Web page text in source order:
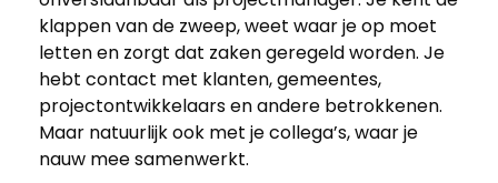
klappen van de zweep, weet waar je op moet
letten en zorgt dat zaken geregeld worden. Je
hebt contact met klanten, gemeentes,
projectontwikkelaars en andere betrokkenen.
Maar natuurlijk ook met je collega’s, waar je
nauw mee samenwerkt.